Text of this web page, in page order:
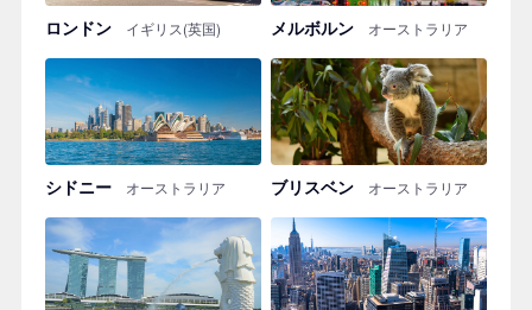
ロンドン イギリス(英国) メルボルン オーストラリア
シドニー オーストラリア ブリスベン オーストラリア